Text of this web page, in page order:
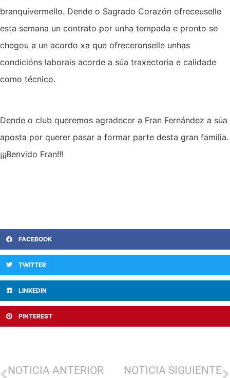
branquivermello. Dende o Sagrado Corazón ofreceuselle
esta semana un contrato por unha tempada e pronto se
chegou a un acordo xa que ofreceronselle unhas
condicións laborais acorde a súa traxectoria e calidade
como técnico.
Dende o club queremos agradecer a Fran Fernández a súa
aposta por querer pasar a formar parte desta gran familia.
¡¡¡Benvido Fran!!!
FACEBOOK
TWITTER
LINKEDIN
PINTEREST
NOTICIA ANTERIOR NOTICIA SIGUIENTE